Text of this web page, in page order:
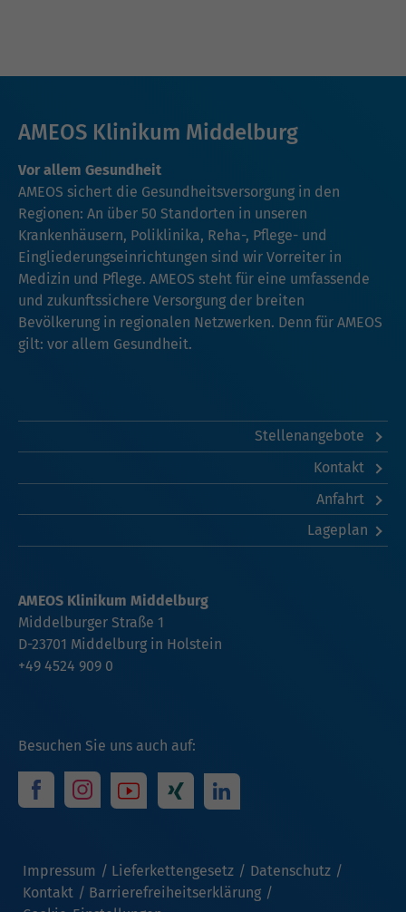
AMEOS Klinikum Middelburg
Vor allem Gesundheit
AMEOS sichert die Gesundheitsversorgung in den
Regionen: An über 50 Standorten in unseren
Krankenhäusern, Poliklinika, Reha-, Pflege- und
Eingliederungseinrichtungen sind wir Vorreiter in
Medizin und Pflege. AMEOS steht für eine umfassende
und zukunftssichere Versorgung der breiten
Bevölkerung in regionalen Netzwerken. Denn für AMEOS
gilt: vor allem Gesundheit.
Stellenangebote
Kontakt
Anfahrt
Lageplan
Besuchen Sie uns auch auf:
Impressum Lieferkettengesetz
Datenschutz
Kontakt
Barrierefreiheitserklärung
AMEOS Klinikum Middelburg
Middelburger Straße 1
D-23701 Middelburg in Holstein
+49 4524 909 0